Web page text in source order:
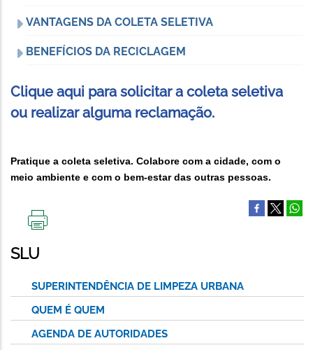
VANTAGENS DA COLETA SELETIVA
BENEFÍCIOS DA RECICLAGEM
Clique aqui para solicitar a coleta seletiva
ou realizar alguma reclamação.
Pratique a coleta seletiva. Colabore com a cidade, com o
meio ambiente e com o bem-estar das outras pessoas.
ESTA
PÁGINA
SLU
SUPERINTENDÊNCIA DE LIMPEZA URBANA
QUEM É QUEM
AGENDA DE AUTORIDADES